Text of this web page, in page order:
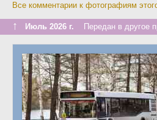
Все комментарии к фотографиям
↑ Июль 2026 г. Передан в другое